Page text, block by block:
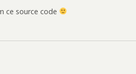
ce source code